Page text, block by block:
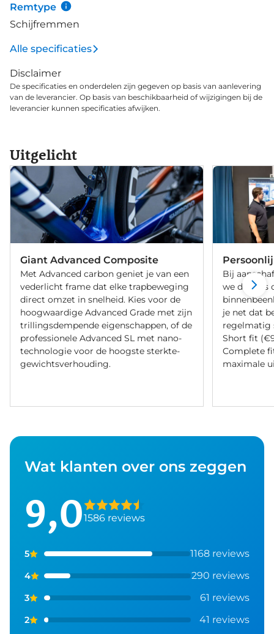
Remtype
Schijfremmen
Alle specificaties
Disclaimer
De specificaties en onderdelen zijn gegeven op basis van aanlevering
van de leverancier. Op basis van beschikbaarheid of wijzigingen bij de
leverancier kunnen specificaties afwijken.
Uitgelicht
Giant Advanced Composite
Met Advanced carbon geniet je van een
vederlicht frame dat elke trapbeweging
direct omzet in snelheid. Kies voor de
hoogwaardige Advanced Grade met zijn
trillingsdempende eigenschappen, of de
professionele Advanced SL met nano-
technologie voor de hoogste sterkte-
gewichtsverhouding.
Bij
we de fiets
je net dat
regelmatig
Short fit
Complete
maximale
Wat klanten over ons zeggen
9,01586 reviews
5 1168 reviews
4 290 reviews
3 61 reviews
2 41 reviews